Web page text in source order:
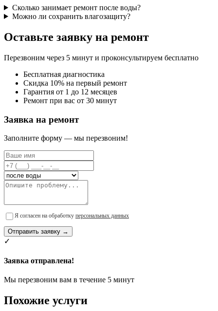
Сколько занимает ремонт после воды?
Можно ли сохранить влагозащиту?
Оставьте заявку на ремонт
Перезвоним через 5 минут и проконсультируем бесплатно
Бесплатная диагностика
Скидка 10% на первый ремонт
Гарантия от 1 до 12 месяцев
Ремонт при вас от 30 минут
Заявка на ремонт
Заполните форму — мы перезвоним!
Я согласен на обработку персональных данных
Отправить заявку →
✓
Заявка отправлена!
Мы перезвоним вам в течение 5 минут
Похожие услуги